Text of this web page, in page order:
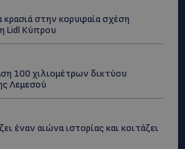
στην κορυφαία σχέση
Lidl Κύπρου
100 χιλιομέτρων δικτύου
Λεμεσού
έναν αιώνα ιστορίας και κοιτάζει